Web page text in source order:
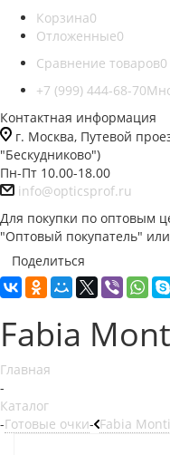
Корзина0
Отложенные0
Сравнение товаров0
+7 (999) 444-68-70
Контактная информация
г. Москва, Путевой
"Бескудниково")
Пн-Пт 10.00-18.00
info@opticsprof.ru
Для покупки по оптовым
"Оптовый покупатель" или
Поделиться
Fabia
Главная
-
Каталог
-Готовые очки- Fabia Monti